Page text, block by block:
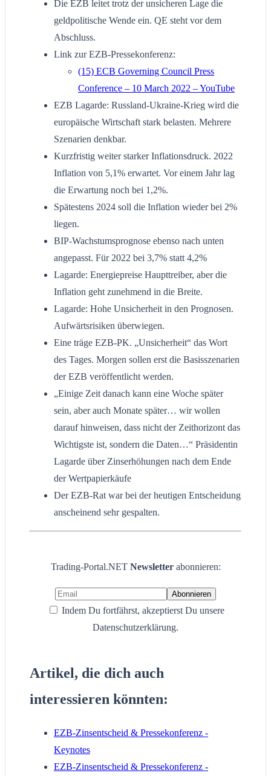
Die EZB leitet trotz der unsicheren Lage die
geldpolitische Wende ein. QE steht vor dem
Abschluss.
Link zur EZB-Pressekonferenz:
(15) ECB Governing Council Press
Conference – 10 March 2022 – YouTube
EZB Lagarde: Russland-Ukraine-Krieg wird die
europäische Wirtschaft stark belasten. Mehrere
Szenarien denkbar.
Kurzfristig weiter starker Inflationsdruck. 2022
Inflation von 5,1% erwartet. Vor einem Jahr lag
die Erwartung noch bei 1,2%.
Spätestens 2024 soll die Inflation wieder bei 2%
liegen.
BIP-Wachstumsprognose ebenso nach unten
angepasst. Für 2022 bei 3,7% statt 4,2%
Lagarde: Energiepreise Haupttreiber, aber die
Inflation geht zunehmend in die Breite.
Lagarde: Hohe Unsicherheit in den Prognosen.
Aufwärtsrisiken überwiegen.
Eine träge EZB-PK. „Unsicherheit“ das Wort
des Tages. Morgen sollen erst die Basisszenarien
der EZB veröffentlicht werden.
„Einige Zeit danach kann eine Woche später
sein, aber auch Monate später… wir wollen
darauf hinweisen, dass nicht der Zeithorizont das
Wichtigste ist, sondern die Daten…“ Präsidentin
Lagarde über Zinserhöhungen nach dem Ende
der Wertpapierkäufe
Der EZB-Rat war bei der heutigen Entscheidung
anscheinend sehr gespalten.
Trading-Portal.NET Newsletter abonnieren:
Indem Du fortfährst, akzeptierst Du unsere
Datenschutzerklärung.
Artikel, die dich auch
interessieren könnten:
EZB-Zinsentscheid & Pressekonferenz -
Keynotes
EZB-Zinsentscheid & Pressekonferenz -